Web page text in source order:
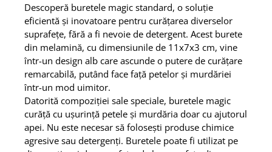
Descoperă buretele magic standard, o soluție
eficientă și inovatoare pentru curățarea diverselor
suprafețe, fără a fi nevoie de detergent. Acest burete
din melamină, cu dimensiunile de 11x7x3 cm, vine
într-un design alb care ascunde o putere de curățare
remarcabilă, putând face față petelor și murdăriei
într-un mod uimitor.
Datorită compoziției sale speciale, buretele magic
curăță cu ușurință petele și murdăria doar cu ajutorul
apei. Nu este necesar să folosești produse chimice
agresive sau detergenți. Buretele poate fi utilizat pe